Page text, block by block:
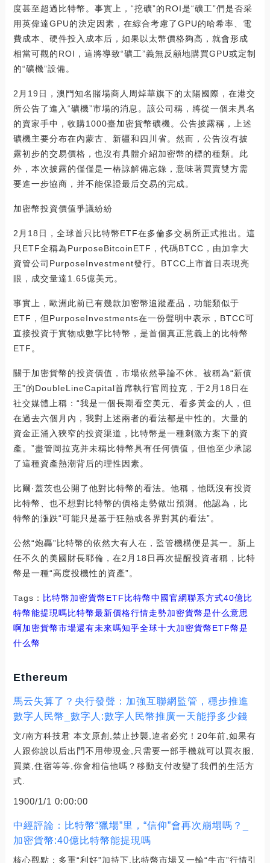
度甚至超過比特幣。事實上，“挖礦”的ROI是“礦工”們是否采
用英偉達GPU的決定因素，在綜合考慮了GPU的哈希率、電
費成本、硬件投入成本后，如果以太幣價格夠高，就會形成
相當可觀的ROI，這將導致“礦工”義無反顧地購買GPU或定制
的“礦機”設備。
2月19日，澳門知名賭場商人周焯華旗下的太陽國際，在港交
所公告了進入“礦機”市場的消息。該公司稱，將從一個未具名
的賣家手中，收購1000臺加密貨幣礦機。公告披露稱，上述
礦機主要分布在內蒙古、新疆和四川省。然而，公告沒有披
露初步的交易價格，也沒有具體介紹加密幣的標的種類。此
外，本次披露的僅僅是一樁諒解備忘錄，意味著買賣雙方需
要進一步協商，并不能保證最后交易的完成。
加密幣投資價值爭議紛紛
2月18日，全球首只比特幣ETF在多倫多交易所正式推出。這
只ETF全稱為PurposeBitcoinETF，代碼BTCC，由加拿大
資管公司PurposeInvestment發行。BTCC上市首日表現亮
眼，成交量達1.65億美元。
事實上，歐洲此前已有幾款加密幣追蹤產品，功能類似于
ETF，但PurposeInvestments在一份聲明中表示，BTCC可
直接投資于實物或數字比特幣，是首個真正意義上的比特幣
ETF。
關于加密貨幣的投資價值，市場依然爭論不休。被稱為“新債
王”的DoubleLineCapital首席執行官岡拉克，于2月18日在
社交媒體上稱：“我是一個長期看空美元、看多黃金的人，但
在過去六個月內，我對上述兩者的看法都是中性的。大量的
資金正涌入狹窄的投資渠道，比特幣是一種刺激方案下的資
產。”盡管岡拉克并未稱比特幣具有任何價值，但他至少承認
了這種資產熱潮背后的理性因素。
比爾·蓋茨也公開了他對比特幣的看法。他稱，他既沒有投資
比特幣、也不想對比特幣的價格走勢做出預測。他認為，比
特幣的漲跌“可能只是基于狂熱或各界對其的看法”。
公然“炮轟”比特幣的依然大有人在，監管機構便是其一。新上
任不久的美國財長耶倫，在2月18日再次提醒投資者稱，比特
幣是一種“高度投機性的資產”。
Tags： 比特幣加密貨幣ETF比特幣中國官網聯系方式40億比
特幣能提現嗎比特幣最新價格行情走勢加密貨幣是什么意思
啊加密貨幣市場還有未來嗎知乎全球十大加密貨幣ETF幣是
什么幣
Ethereum
馬云失算了？央行發聲：加強互聯網監管，穩步推進
數字人民幣_數字人:數字人民幣推廣一天能掙多少錢
文/南方科技君 本文原創,禁止抄襲,違者必究！20年前,如果有
人跟你說以后出門不用帶現金,只需要一部手機就可以買衣服,
買菜,住宿等等,你會相信他嗎？移動支付改變了我們的生活方
式.
1900/1/1 0:00:00
中經評論：比特幣“獵場”里，“信仰”會再次崩塌嗎？_
加密貨幣:40億比特幣能提現嗎
核心觀點：多重“利好”加持下,比特幣市場又一輪“牛市”行情引